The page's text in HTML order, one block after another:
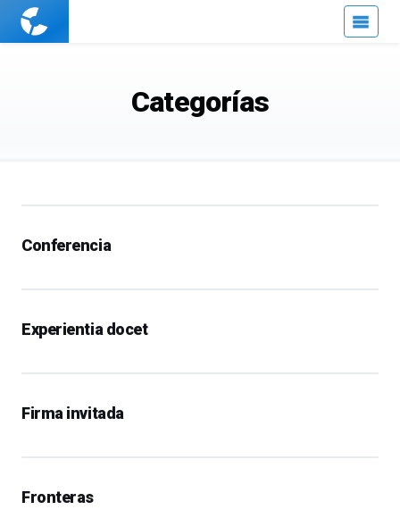
Cuaderno
Categorías
Conferencia
Experientia docet
Firma invitada
Fronteras